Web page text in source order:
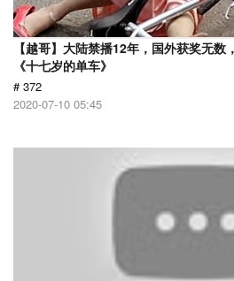
【越哥】大陆禁播12年，国外获奖无数
《十七岁的单车》
# 372
2020-07-10 05:45